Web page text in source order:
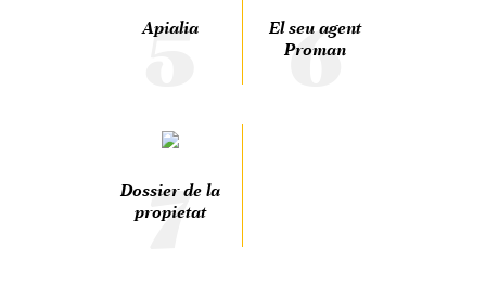
5
Apialia 6
El seu agent
Proman
7
Dossier de la
propietat